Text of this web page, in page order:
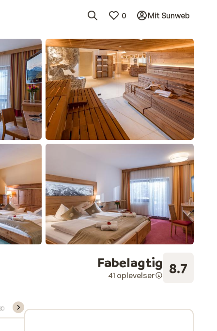
0 Mit Sunweb
Fabelagtig
41 oplevelser 8.7
skileje/undervisning